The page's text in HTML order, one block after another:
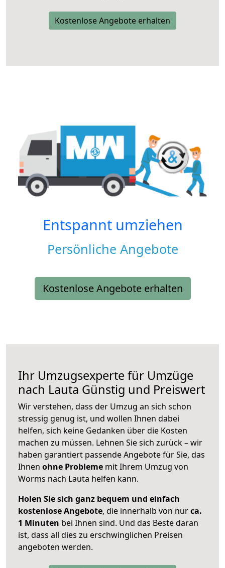
Kostenlose Angebote erhalten
Entspannt umziehen
Persönliche Angebote
Kostenlose Angebote erhalten
Ihr Umzugsexperte für Umzüge
nach Lauta Günstig und Preiswert
Wir verstehen, dass der Umzug an sich schon
stressig genug ist, und wollen Ihnen dabei
helfen, sich keine Gedanken über die Kosten
machen zu müssen. Lehnen Sie sich zurück – wir
haben garantiert passende Angebote für Sie, das
Ihnen ohne Probleme mit Ihrem Umzug von
Worms nach Lauta helfen kann.
Holen Sie sich ganz bequem und einfach
kostenlose Angebote, die innerhalb von nurca.
1 Minuten bei Ihnen sind. Und das Beste daran
ist, dass all dies zu erschwinglichen Preisen
angeboten werden.